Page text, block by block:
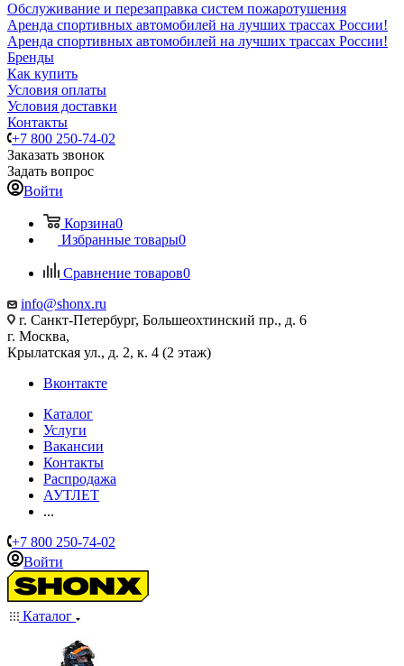
Обслуживание и перезаправка систем пожаротушения
Аренда спортивных автомобилей на лучших трассах России!
Аренда спортивных автомобилей на лучших трассах России!
Бренды
Как купить
Условия оплаты
Условия доставки
Контакты
+7 800 250-74-02
Заказать звонок
Задать вопрос
Войти
Корзина0
Избранные товары0
Сравнение товаров0
info@shonx.ru
г. Санкт-Петербург, Большеохтинский пр., д. 6
г. Москва,
Крылатская ул., д. 2, к. 4 (2 этаж)
Вконтакте
Каталог
Услуги
Вакансии
Контакты
Распродажа
АУТЛЕТ
...
+7 800 250-74-02
Войти
Каталог